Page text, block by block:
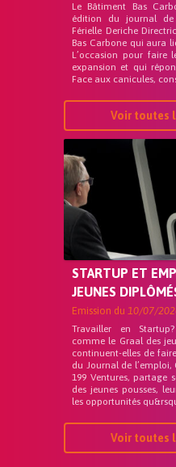
Le Bâtiment Bas
édition du journal de
Férielle Deriche
Bas Carbone qui aura
L’occasion pour faire
expansion et qui
Face aux canicules,
Voir toutes
STARTUP ET
JEUNES
Emission du 10/07/
Travailler en
comme le Graal des
continuent-elles de
du Journal de l’emploi,
199 Ventures, partage
des jeunes pousses,
les opportunités
Voir toutes